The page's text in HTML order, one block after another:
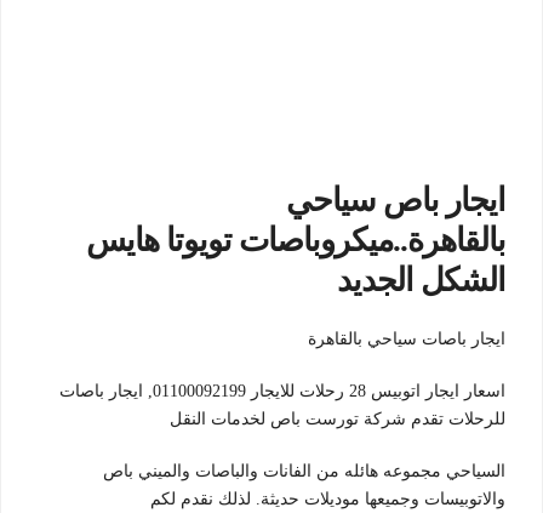
ايجار باص سياحي
بالقاهرة..ميكروباصات تويوتا هايس
الشكل الجديد
ايجار باصات سياحي بالقاهرة
اسعار ايجار اتوبيس 28 رحلات للايجار 01100092199, ايجار باصات
للرحلات تقدم شركة تورست باص لخدمات النقل
السياحي مجموعه هائله من الفانات والباصات والميني باص
والاتوبيسات وجميعها موديلات حديثة. لذلك نقدم لكم